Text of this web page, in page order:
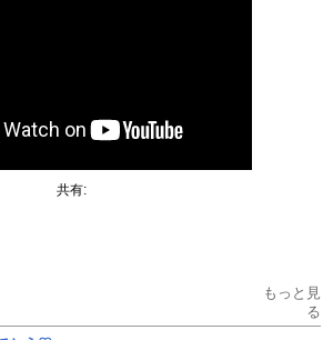
共有:
もっと見
る